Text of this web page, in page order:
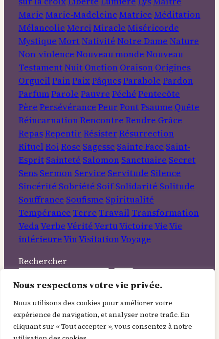
Nous respectons votre vie privée.
Nous utilisons des cookies pour améliorer votre
expérience de navigation, et analyser notre trafic. En
cliquant sur « Tout accepter », vous consentez à notre
Marie Marie-Madeleine Matrice Méditation
Mélancolie Merci Miracle Miséricorde
Mystique MortNativité Notre Dame Nature
Non-violence Nouveau monde Nouveau
TestamentNuit Onction Oraison Origines
Orgueil PainPaixPâquesParabole Pardon
ParfumParole Pauvre Péché Pentecôte
Père Persévérance Peur PontPsaume Quête
RéincarnationRencontre Rendre Grâce
RepasRepentir Résister Résurrection
Rituel Roi Rose Sagesse Sainte Face Saint-
Esprit Sainteté Salomon Sanctuaire Secret
Sens Sermon Service Servitude Silence
Sincérité Sobriété Soif Solidarité Solitude
Souffrance Soufisme Spiritualité
Tempérance Terre Travail Transformation
VedaVerbeVéritéVertuVictoireVieVie
intérieureVinVisitationVoyage
Rechercher
Informations
À Propos
Contact